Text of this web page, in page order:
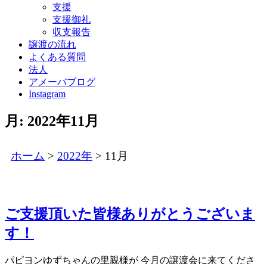
支援
支援御礼
収支報告
譲渡の流れ
よくある質問
法人
アメーバブログ
Instagram
月: 2022年11月
ホーム > 2022年 > 11月
ご支援頂いた皆様ありがとうございま
す！
パピヨンゆずちゃんの里親様が 今月の譲渡会に来てくださ